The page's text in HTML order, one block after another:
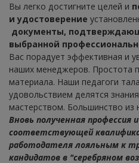
Вы легко достигните целей и
и удостоверение
документы,
выбранной
Вас порадует эффективная и
наших менеджеров. Простота
материала. Наши педагоги
удовольствием делятся
мастерством. Большинство из
Вновь полученная
соответствующей
работодателя лояльным к
кандидатов в "серебряном